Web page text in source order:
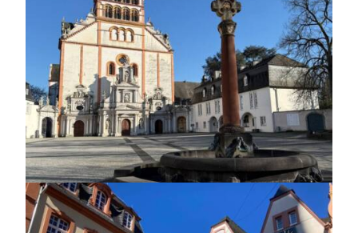
content/uploads/2026/02/Trier-
https://jedu.fi/wp-
content/uploads/2026/02/Trier-